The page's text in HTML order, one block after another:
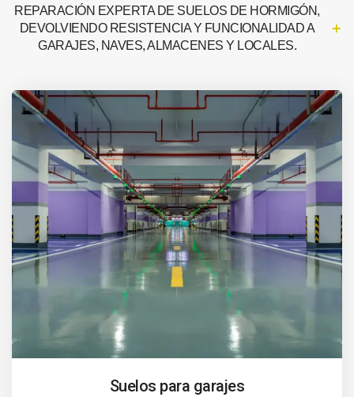
REPARACIÓN EXPERTA DE SUELOS DE HORMIGÓN,
DEVOLVIENDO RESISTENCIA Y FUNCIONALIDAD A
GARAJES, NAVES, ALMACENES Y LOCALES.
Suelos para garajes